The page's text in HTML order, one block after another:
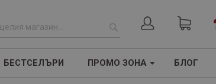
ТЪРСЕНЕ
БЕСТСЕЛЪРИ ПРОМО ЗОНА БЛОГ